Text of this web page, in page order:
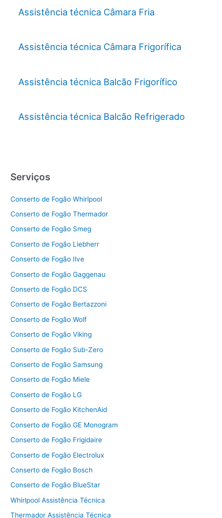
Assistência técnica Câmara Fria
Assistência técnica Câmara Frigorífica
Assistência técnica Balcão Frigorífico
Assistência técnica Balcão Refrigerado
Serviços
Conserto de Fogão Whirlpool
Conserto de Fogão Thermador
Conserto de Fogão Smeg
Conserto de Fogão Liebherr
Conserto de Fogão Ilve
Conserto de Fogão Gaggenau
Conserto de Fogão DCS
Conserto de Fogão Bertazzoni
Conserto de Fogão Wolf
Conserto de Fogão Viking
Conserto de Fogão Sub-Zero
Conserto de Fogão Samsung
Conserto de Fogão Miele
Conserto de Fogão LG
Conserto de Fogão KitchenAid
Conserto de Fogão GE Monogram
Conserto de Fogão Frigidaire
Conserto de Fogão Electrolux
Conserto de Fogão Bosch
Conserto de Fogão BlueStar
Whirlpool Assistência Técnica
Thermador Assistência Técnica